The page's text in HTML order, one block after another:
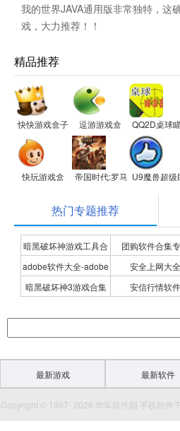
我的世界JAVA通用版非常独特，这
戏，大力推荐！！
精品推荐
快快游戏盒子 逗游游戏盒 QQ2D桌球
快玩游戏盒 帝国时代:罗马复兴U9魔兽超级
热门专题推荐
暗黑破坏神游戏工具合
集
团购软件合集
adobe软件大全-adobe
全系列软件下载-adobe
安全上网大全
暗黑破坏神3游戏合集 安信行情软件
最新游戏 最新软件
Copyright © 1997- 2026 华军软件园 手机软件